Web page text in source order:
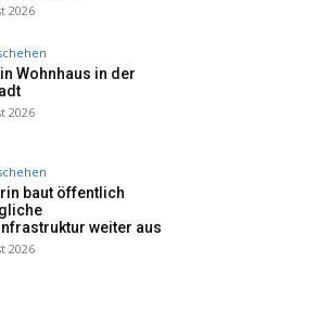
2026
Wohnhaus in der
2026
baut öffentlich
weiter aus
2026